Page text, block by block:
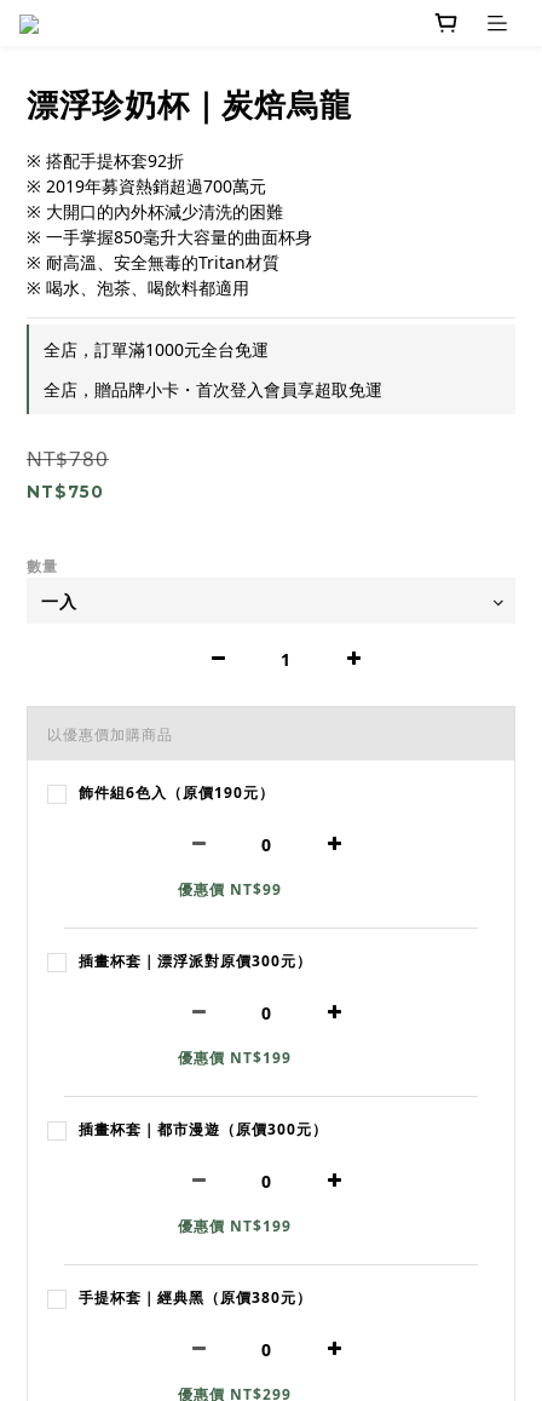
漂浮珍奶杯｜炭焙烏龍
※ 搭配手提杯套92折
※ 2019年募資熱銷超過700萬元
※ 大開口的內外杯減少清洗的困難
※ 一手掌握850毫升大容量的曲面杯身
※ 耐高溫、安全無毒的Tritan材質
※ 喝水、泡茶、喝飲料都適用
全店，訂單滿1000元全台免運
全店，贈品牌小卡・首次登入會員享超取免運
NT$780
NT$750
數量
以優惠價加購商品
飾件組6色入（原價190元）
優惠價 NT$99
插畫杯套｜漂浮派對原價300元）
優惠價 NT$199
插畫杯套｜都市漫遊（原價300元）
優惠價 NT$199
手提杯套｜經典黑（原價380元）
優惠價 NT$299